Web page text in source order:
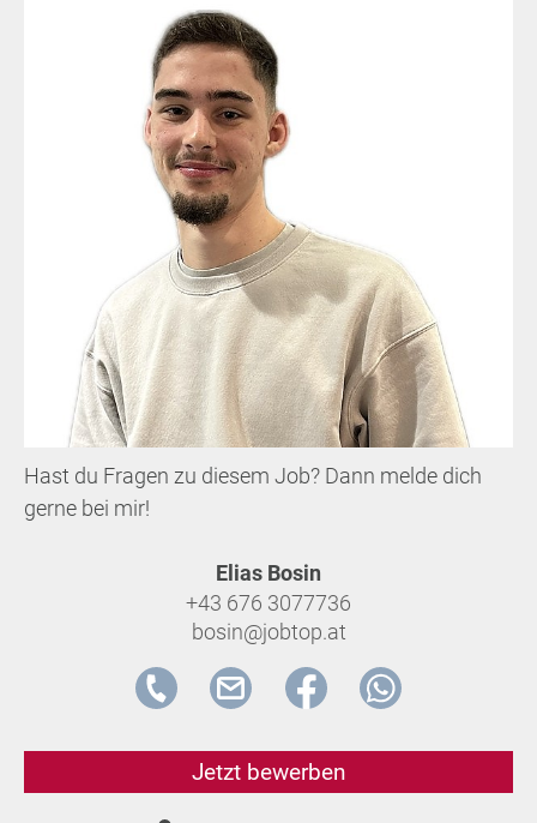
Hast du Fragen zu diesem Job? Dann melde dich
gerne bei mir!
Elias Bosin
+43 676 3077736
bosin@jobtop.at
Jetzt bewerben